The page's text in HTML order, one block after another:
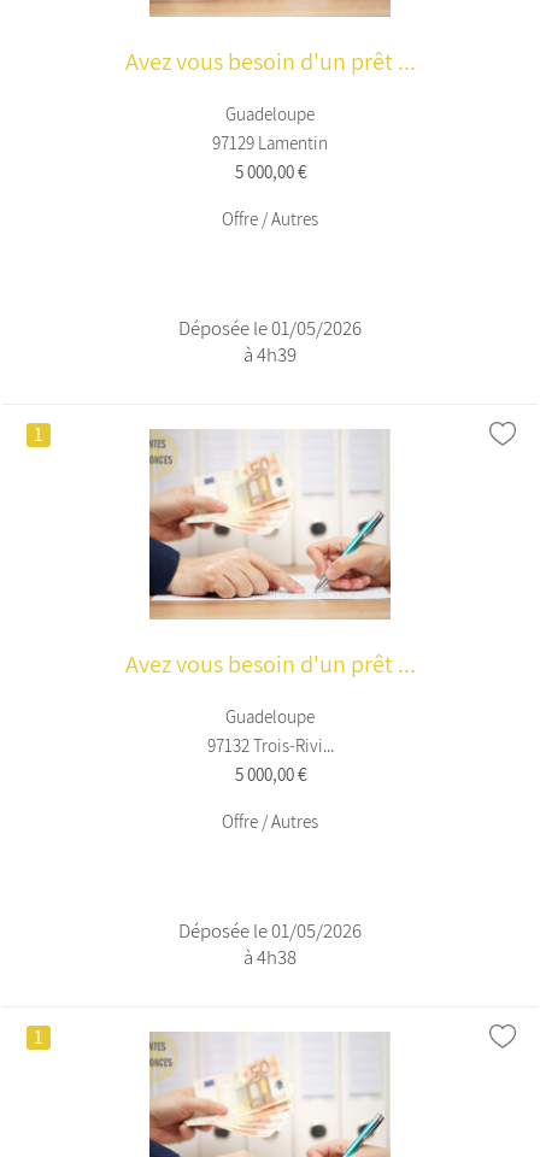
Avez vous besoin d'un prêt ...
Guadeloupe
97129 Lamentin
5 000,00 €
Offre / Autres
Déposée le 01/05/2026
à 4h39
1
Avez vous besoin d'un prêt ...
Guadeloupe
97132 Trois-Rivi...
5 000,00 €
Offre / Autres
Déposée le 01/05/2026
à 4h38
1